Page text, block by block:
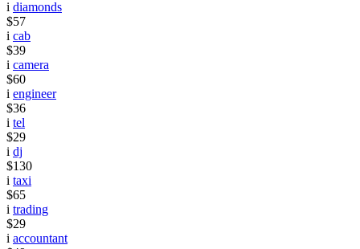
i diamonds
$57
i cab
$39
i camera
$60
i engineer
$36
i tel
$29
i dj
$130
i taxi
$65
i trading
$29
i accountant